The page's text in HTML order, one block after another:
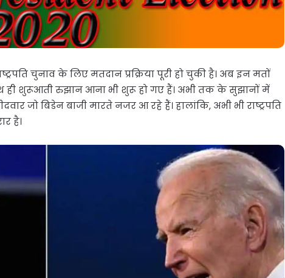
चुनाव के लिए मतदान प्रक्रिया पूरी हो चुकी है। अब इन मतों
ही शुरूआती रुझान आना भी शुरू हो गए हैं। अभी तक के सुझानों में
जो बिडेन बाजी मारते नजर आ रहे हैं। हालांकि, अभी भी राष्ट्रपति
है।